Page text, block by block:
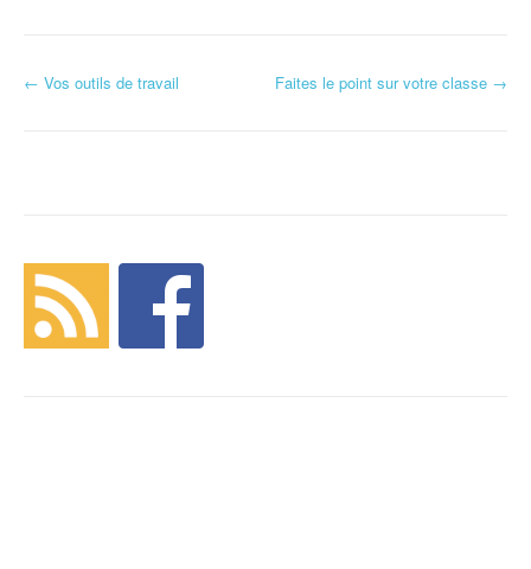
Navigation d'article
← Vos outils de travail Faites le point sur votre classe →